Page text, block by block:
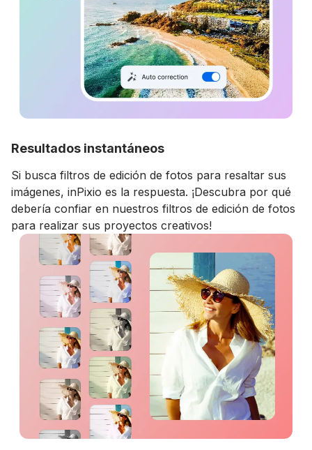
Resultados instantáneos
Si busca filtros de edición de fotos para resaltar sus
imágenes, inPixio es la respuesta. ¡Descubra por qué
debería confiar en nuestros filtros de edición de fotos
para realizar sus proyectos creativos!